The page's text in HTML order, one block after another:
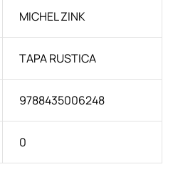
MICHEL ZINK
TAPA RUSTICA
9788435006248
0